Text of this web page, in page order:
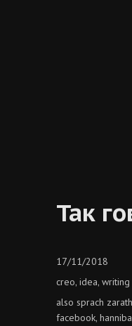
Так
Posted
17/11/2018
Categories
creo,idea,writing
Tags
also sprach
facebook,